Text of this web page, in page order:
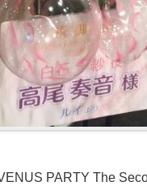
PARTY The